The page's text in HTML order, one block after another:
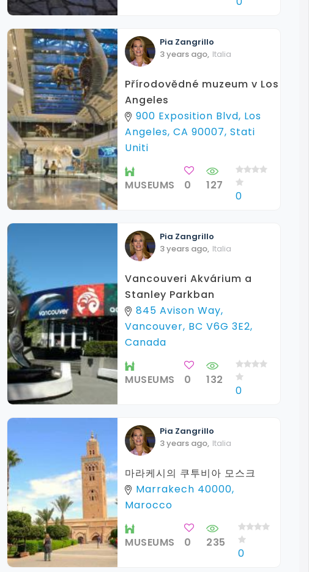
Pia Zangrillo
3 years ago, Italia
Přírodovědné muzeum v Los
Angeles
900 Exposition Blvd, Los
Angeles, CA 90007, Stati
Uniti
MUSEUMS 0 127
0
Pia Zangrillo
3 years ago, Italia
Vancouveri Akvárium a
Stanley Parkban
845 Avison Way,
Vancouver, BC V6G 3E2,
Canada
MUSEUMS 0 132
0
Pia Zangrillo
3 years ago, Italia
마라케시의 쿠투비아 모스크
Marrakech 40000,
Marocco
MUSEUMS 0 235
0